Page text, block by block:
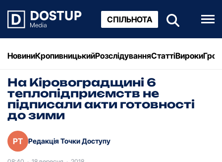
СПІЛЬНОТА
НовиниКропивницькийРозслідуванняСтаттіВироки
На Кіровоградщині 6
теплопідприємств не
підписали акти готовності
до зими
РТ Редакція Точки Доступу